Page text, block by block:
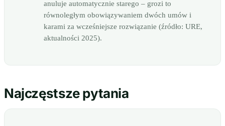
anuluje automatycznie starego – grozi to
równoległym obowiązywaniem dwóch umów i
karami za wcześniejsze rozwiązanie (źródło: URE,
aktualności 2025).
Najczęstsze pytania